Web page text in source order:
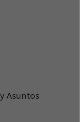
Asuntos